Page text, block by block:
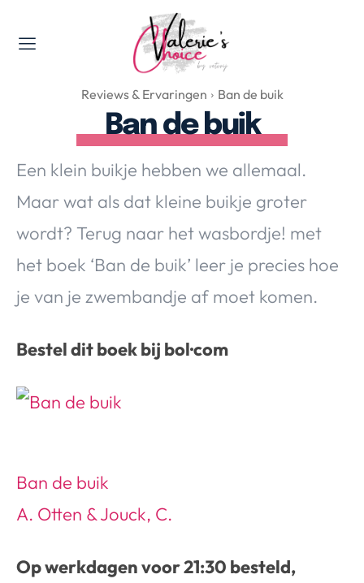
Valerie's Topics
Travel & Culture
Food & Drinks
Lifestyle, Sport & Duurzaamheid
Gadgets & Tech
Top 5 van Valerie
Health & Beauty
Nieuws & Media
VALERIE'S CHOICE
Travel
Lifestyle
Reviews & Ervaringen Ban de buik
Ban de buik
Een klein buikje hebben we allemaal.
Maar wat als dat kleine buikje groter
wordt? Terug naar het wasbordje! met
het boek ‘Ban de buik’ leer je precies hoe
je van je zwembandje af moet komen.
Bestel dit boek bij bol·com
Ban de buik
A. Otten & Jouck, C.
Op werkdagen voor 21:30 besteld,